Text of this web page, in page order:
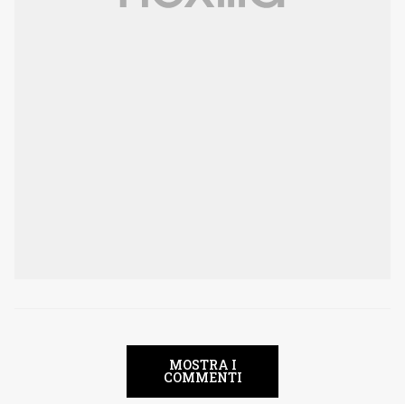
MOSTRA I
COMMENTI